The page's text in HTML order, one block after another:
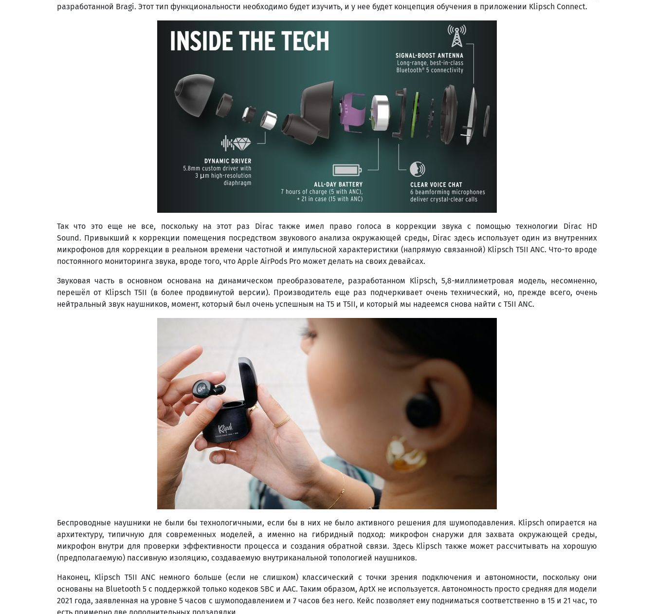
разработанной Bragi. Этот тип функциональности необходимо будет изучить, и у нее будет концепция обучения в приложении Klipsch Connect.
Так что это еще не все, поскольку на этот раз Dirac также имел право голоса в коррекции звука с помощью технологии Dirac HD
Sound. Привыкший к коррекции помещения посредством звукового анализа окружающей среды, Dirac здесь использует один из внутренних
микрофонов для коррекции в реальном времени частотной и импульсной характеристики (напрямую связанной) Klipsch T5II ANC. Что-то вроде
постоянного мониторинга звука, вроде того, что Apple AirPods Pro может делать на своих девайсах.
Звуковая часть в основном основана на динамическом преобразователе, разработанном Klipsch, 5,8-миллиметровая модель, несомненно,
перешёл от Klipsch T5II (в более продвинутой версии). Производитель еще раз подчеркивает очень технический, но, прежде всего, очень
нейтральный звук наушников, момент, который был очень успешным на T5 и T5II, и который мы надеемся снова найти с T5II ANC.
Беспроводные наушники не были бы технологичными, если бы в них не было активного решения для шумоподавления. Klipsch опирается на
архитектуру, типичную для современных моделей, а именно на гибридный подход: микрофон снаружи для захвата окружающей среды,
микрофон внутри для проверки эффективности процесса и создания обратной связи. Здесь Klipsch также может рассчитывать на хорошую
(предполагаемую) пассивную изоляцию, создаваемую внутриканальной топологией наушников.
Наконец, Klipsch T5II ANC немного больше (если не слишком) классический с точки зрения подключения и автономности, поскольку они
основаны на Bluetooth 5 с поддержкой только кодеков SBC и AAC. Таким образом, AptX не используется. Автономность просто средняя для модели
2021 года, заявленная на уровне 5 часов с шумоподавлением и 7 часов без него. Кейс позволяет ему подниматься соответственно в 15 и 21 час, то